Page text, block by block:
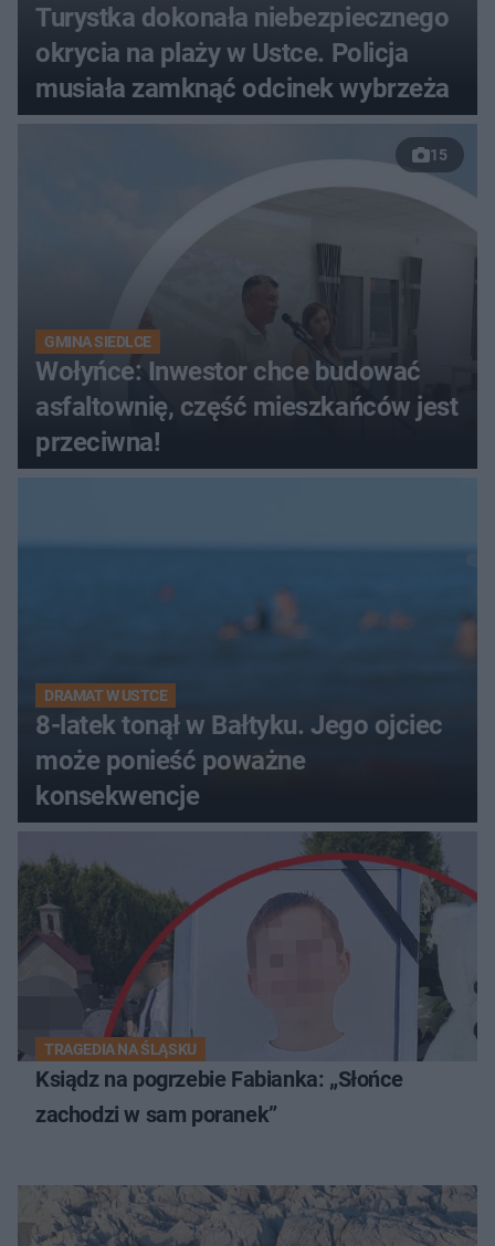
Turystka dokonała niebezpiecznego
okrycia na plaży w Ustce. Policja
musiała zamknąć odcinek wybrzeża
15
GMINA SIEDLCE
Wołyńce: Inwestor chce budować
asfaltownię, część mieszkańców jest
przeciwna!
DRAMAT W USTCE
8-latek tonął w Bałtyku. Jego ojciec
może ponieść poważne
konsekwencje
TRAGEDIA NA ŚLĄSKU
Ksiądz na pogrzebie Fabianka: „Słońce
zachodzi w sam poranek”